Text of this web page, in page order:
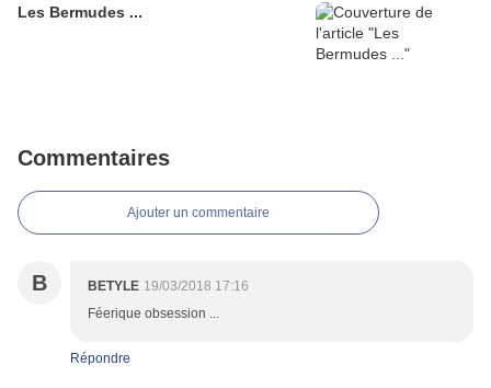
Les Bermudes ...
Commentaires
Ajouter un commentaire
B BETYLE 19/03/2018 17:16
Féerique obsession ...
Répondre